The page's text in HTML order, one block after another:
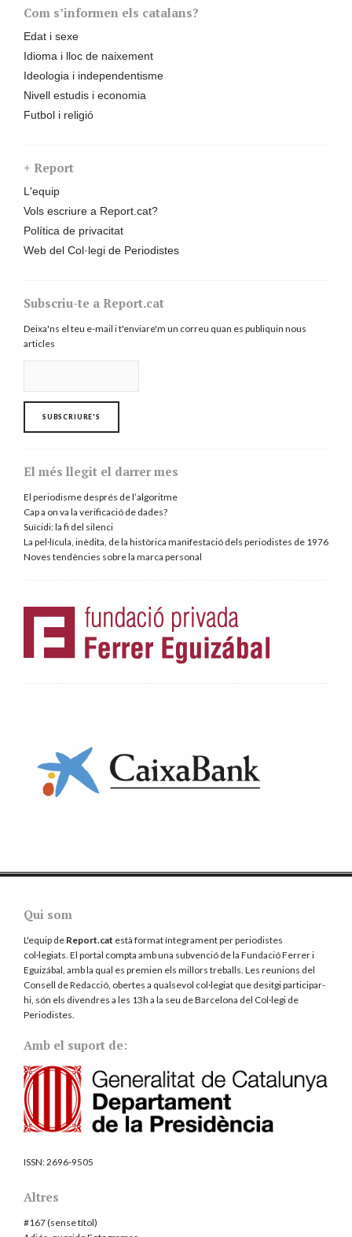
Com s’informen els catalans?
Edat i sexe
Idioma i lloc de naixement
Ideologia i independentisme
Nivell estudis i economia
Futbol i religió
+ Report
L'equip
Vols escriure a Report.cat?
Política de privacitat
Web del Col·legi de Periodistes
Subscriu-te a Report.cat
Deixa'ns el teu e-mail i t'enviare'm un correu quan es publiquin nous
articles
El més llegit el darrer mes
El periodisme després de l’algoritme
Cap a on va la verificació de dades?
Suïcidi: la fi del silenci
La pel·lícula, inèdita, de la històrica manifestació dels periodistes de 1976
Noves tendències sobre la marca personal
Qui som
L'equip de Report.cat està format íntegrament per periodistes
col·legiats. El portal compta amb una subvenció de la Fundació Ferrer i
Eguizábal, amb la qual es premien els millors treballs. Les reunions del
Consell de Redacció, obertes a qualsevol col·legiat que desitgi participar-
hi, són els divendres a les 13h a la seu de Barcelona del Col·legi de
Periodistes
Amb el suport de:
ISSN:2696-9505
Altres
#167 (sense títol)